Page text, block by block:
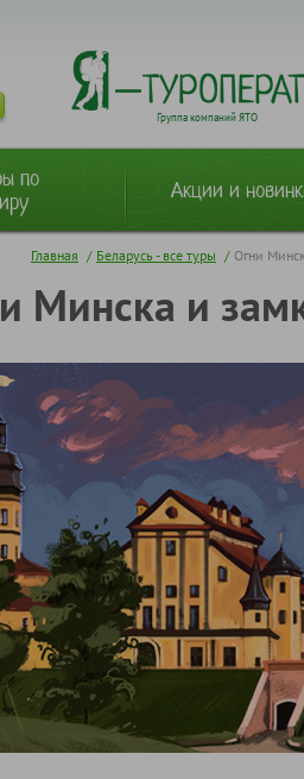
Группа компаний ЯТО
по
Акции и
Главная / Беларусь - все туры / Огни
Минска и